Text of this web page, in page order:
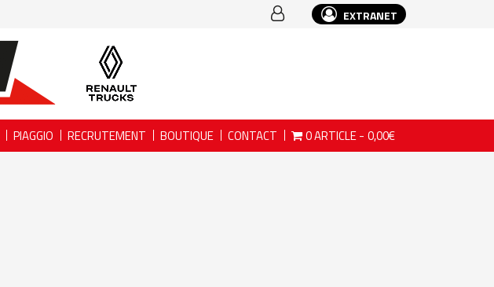
EXTRANET
PIAGGIO RECRUTEMENT BOUTIQUE CONTACT 0 ARTICLE 0,00€